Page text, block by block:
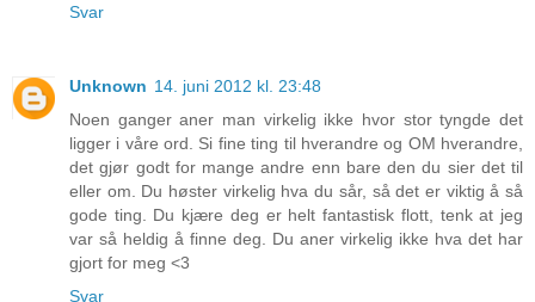
Svar
Unknown 14. juni 2012 kl. 23:48
Noen ganger aner man virkelig ikke hvor stor tyngde det
ligger i våre ord. Si fine ting til hverandre og OM hverandre,
det gjør godt for mange andre enn bare den du sier det til
eller om. Du høster virkelig hva du sår, så det er viktig å så
gode ting. Du kjære deg er helt fantastisk flott, tenk at jeg
var så heldig å finne deg. Du aner virkelig ikke hva det har
gjort for meg <3
Svar